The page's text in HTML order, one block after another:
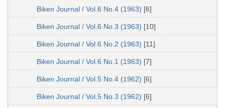
Biken Journal / Vol.6 No.4 (1963) [6]
Biken Journal / Vol.6 No.3 (1963) [10]
Biken Journal / Vol.6 No.2 (1963) [11]
Biken Journal / Vol.6 No.1 (1963) [7]
Biken Journal / Vol.5 No.4 (1962) [6]
Biken Journal / Vol.5 No.3 (1962) [6]